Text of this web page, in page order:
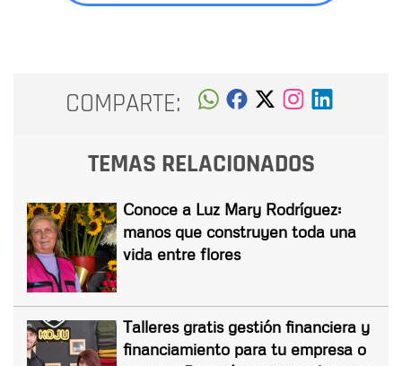
COMPARTE:
TEMAS RELACIONADOS
Conoce a Luz Mary Rodríguez:
manos que construyen toda una
vida entre flores
Talleres gratis gestión financiera y
financiamiento para tu empresa o